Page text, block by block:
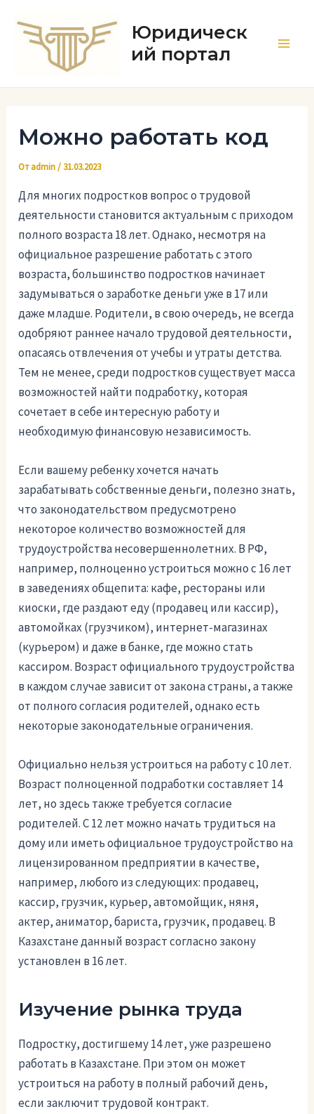
содержимому
Юридическ
ий портал
Можно работать код
Отadmin/ 31.03.2023
Для многих подростков вопрос о трудовой
деятельности становится актуальным с приходом
полного возраста 18 лет. Однако, несмотря на
официальное разрешение работать с этого
возраста, большинство подростков начинает
задумываться о заработке деньги уже в 17 или
даже младше. Родители, в свою очередь, не всегда
одобряют раннее начало трудовой деятельности,
опасаясь отвлечения от учебы и утраты детства.
Тем не менее, среди подростков существует масса
возможностей найти подработку, которая
сочетает в себе интересную работу и
необходимую финансовую независимость.
Если вашему ребенку хочется начать
зарабатывать собственные деньги, полезно знать,
что законодательством предусмотрено
некоторое количество возможностей для
трудоустройства несовершеннолетних. В РФ,
например, полноценно устроиться можно с 16 лет
в заведениях общепита: кафе, рестораны или
киоски, где раздают еду (продавец или кассир),
автомойках (грузчиком), интернет-магазинах
(курьером) и даже в банке, где можно стать
кассиром. Возраст официального трудоустройства
в каждом случае зависит от закона страны, а также
от полного согласия родителей, однако есть
некоторые законодательные ограничения.
Официально нельзя устроиться на работу с 10 лет.
Возраст полноценной подработки составляет 14
лет, но здесь также требуется согласие
родителей. С 12 лет можно начать трудиться на
дому или иметь официальное трудоустройство на
лицензированном предприятии в качестве,
например, любого из следующих: продавец,
кассир, грузчик, курьер, автомойщик, няня,
актер, аниматор, бариста, грузчик, продавец. В
Казахстане данный возраст согласно закону
установлен в 16 лет.
Изучение рынка труда
Подростку, достигшему 14 лет, уже разрешено
работать в Казахстане. При этом он может
устроиться на работу в полный рабочий день,
если заключит трудовой контракт.